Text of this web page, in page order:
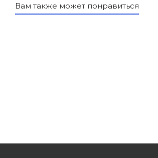
Вам также может понравиться